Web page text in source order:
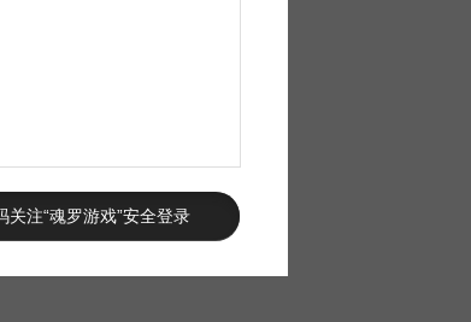
关注“魂罗游戏”安全登录